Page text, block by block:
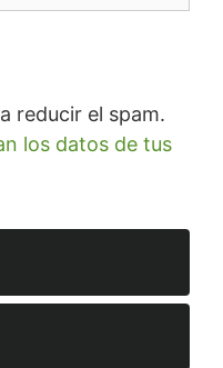
reducir el spam.
los datos de tus